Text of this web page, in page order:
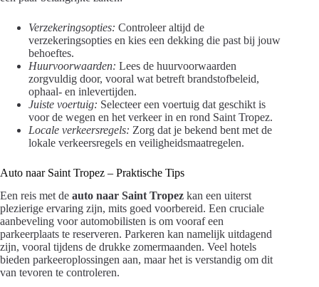
Verzekeringsopties: Controleer altijd de
verzekeringsopties en kies een dekking die past bij jouw
behoeftes.
Huurvoorwaarden: Lees de huurvoorwaarden
zorgvuldig door, vooral wat betreft brandstofbeleid,
ophaal- en inlevertijden.
Juiste voertuig: Selecteer een voertuig dat geschikt is
voor de wegen en het verkeer in en rond Saint Tropez.
Locale verkeersregels: Zorg dat je bekend bent met de
lokale verkeersregels en veiligheidsmaatregelen.
Auto naar Saint Tropez – Praktische Tips
Een reis met de auto naar Saint Tropez kan een uiterst
plezierige ervaring zijn, mits goed voorbereid. Een cruciale
aanbeveling voor automobilisten is om vooraf een
parkeerplaats te reserveren. Parkeren kan namelijk uitdagend
zijn, vooral tijdens de drukke zomermaanden. Veel hotels
bieden parkeeroplossingen aan, maar het is verstandig om dit
van tevoren te controleren.